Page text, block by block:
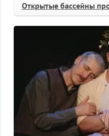
Открытые бассейны